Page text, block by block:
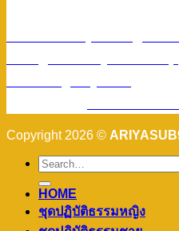
Copyright 2026 ©
HOME
ชุดปฏิบัติธรรมหญิง